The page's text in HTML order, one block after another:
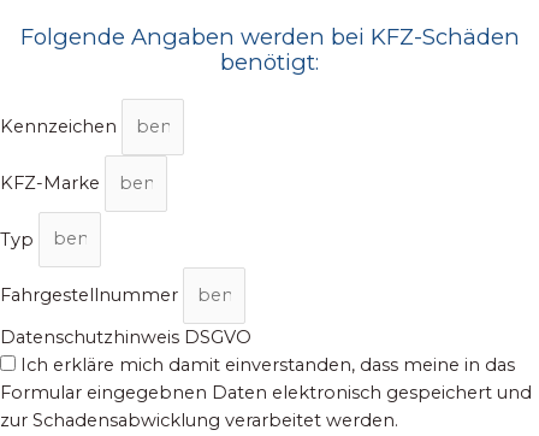
Folgende Angaben werden bei KFZ-Schäden
benötigt:
Kennzeichen
KFZ-Marke
Typ
Fahrgestellnummer
Datenschutzhinweis DSGVO
Ich erkläre mich damit einverstanden, dass meine in das
Formular eingegebnen Daten elektronisch gespeichert und
zur Schadensabwicklung verarbeitet werden.